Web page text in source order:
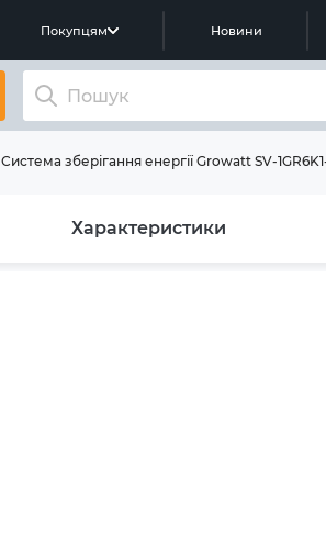
Покупцям Новини
Система зберігання енергії Growatt SV-
Характеристики